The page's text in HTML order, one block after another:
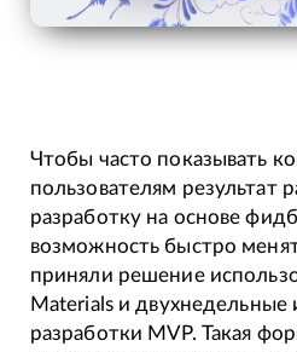
Чтобы часто показывать
пользователям результат
разработку на основе
возможность быстро
приняли решение
Materials и двухнедельные
разработки MVP. Такая